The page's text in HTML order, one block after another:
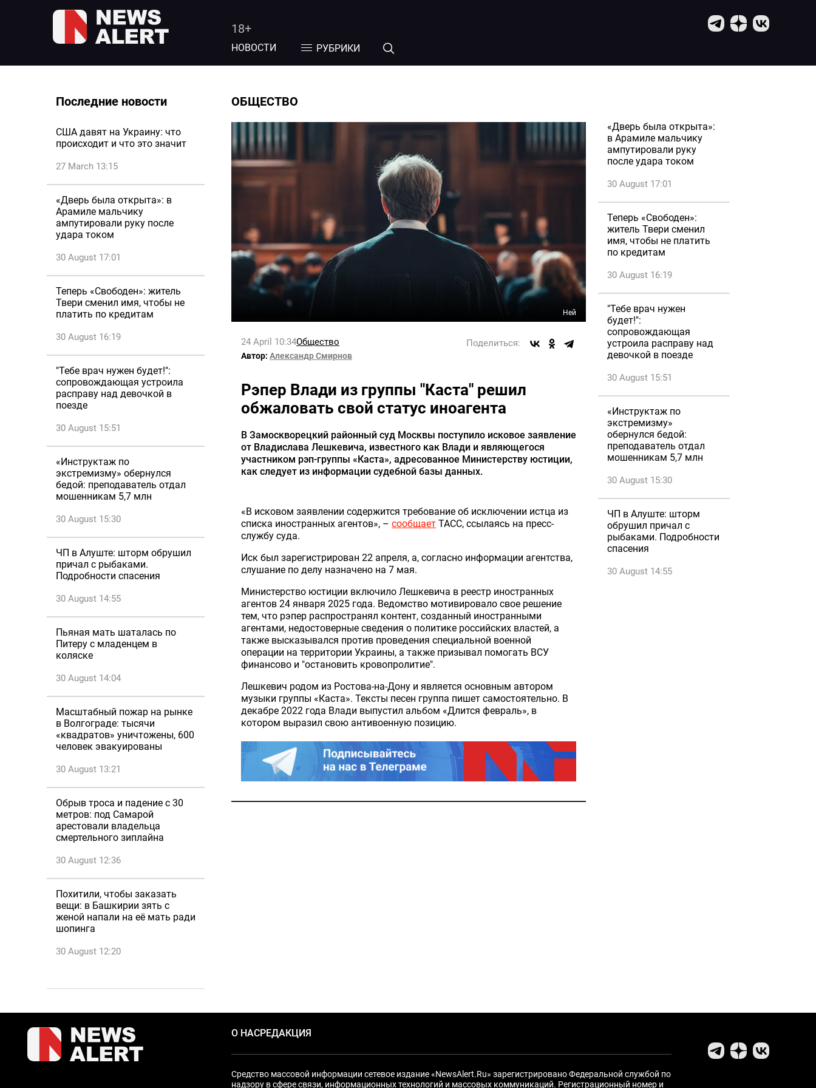
18+
НОВОСТИ РУБРИКИ
Последние новости
США давят на Украину: что
происходит и что это значит
27 March 13:15
«Дверь была открыта»: в
Арамиле мальчику
ампутировали руку после
удара током
30 August 17:01
Теперь «Свободен»: житель
Твери сменил имя, чтобы не
платить по кредитам
30 August 16:19
"Тебе врач нужен будет!":
сопровождающая устроила
расправу над девочкой в
поезде
30 August 15:51
«Инструктаж по
экстремизму» обернулся
бедой: преподаватель отдал
мошенникам 5,7 млн
30 August 15:30
ЧП в Алуште: шторм обрушил
причал с рыбаками.
Подробности спасения
30 August 14:55
Пьяная мать шаталась по
Питеру с младенцем в
коляске
30 August 14:04
Масштабный пожар на рынке
в Волгограде: тысячи
«квадратов» уничтожены, 600
человек эвакуированы
30 August 13:21
Обрыв троса и падение с 30
метров: под Самарой
арестовали владельца
смертельного зиплайна
30 August 12:36
Похитили, чтобы заказать
вещи: в Башкирии зять с
женой напали на её мать ради
шопинга
30 August 12:20
ОБЩЕСТВО
Ней
24 April 10:34Общество Поделиться:
Автор: Александр Смирнов
Рэпер Влади из группы "Каста" решил
обжаловать свой статус иноагента
В Замоскворецкий районный суд Москвы поступило исковое заявление
от Владислава Лешкевича, известного как Влади и являющегося
участником рэп-группы «Каста», адресованное Министерству юстиции,
как следует из информации судебной базы данных.
«В исковом заявлении содержится требование об исключении истца из
списка иностранных агентов», – сообщает ТАСС, ссылаясь на пресс-
службу суда.
Иск был зарегистрирован 22 апреля, а, согласно информации агентства,
слушание по делу назначено на 7 мая.
Министерство юстиции включило Лешкевича в реестр иностранных
агентов 24 января 2025 года. Ведомство мотивировало свое решение
тем, что рэпер распространял контент, созданный иностранными
агентами, недостоверные сведения о политике российских властей, а
также высказывался против проведения специальной военной
операции на территории Украины, а также призывал помогать ВСУ
финансово и "остановить кровопролитие".
Лешкевич родом из Ростова-на-Дону и является основным автором
музыки группы «Каста». Тексты песен группа пишет самостоятельно. В
декабре 2022 года Влади выпустил альбом «Длится февраль», в
котором выразил свою антивоенную позицию.
«Дверь была открыта»:
в Арамиле мальчику
ампутировали руку
после удара током
30 August 17:01
Теперь «Свободен»:
житель Твери сменил
имя, чтобы не платить
по кредитам
30 August 16:19
"Тебе врач нужен
будет!":
сопровождающая
устроила расправу над
девочкой в поезде
30 August 15:51
«Инструктаж по
экстремизму»
обернулся бедой:
преподаватель отдал
мошенникам 5,7 млн
30 August 15:30
ЧП в Алуште: шторм
обрушил причал с
рыбаками. Подробности
спасения
30 August 14:55
О НАСРЕДАКЦИЯ
Средство массовой информации сетевое издание «NewsAlert.Ru» зарегистрировано Федеральной службой по
надзору в сфере связи, информационных технологий и массовых коммуникаций. Регистрационный номер и